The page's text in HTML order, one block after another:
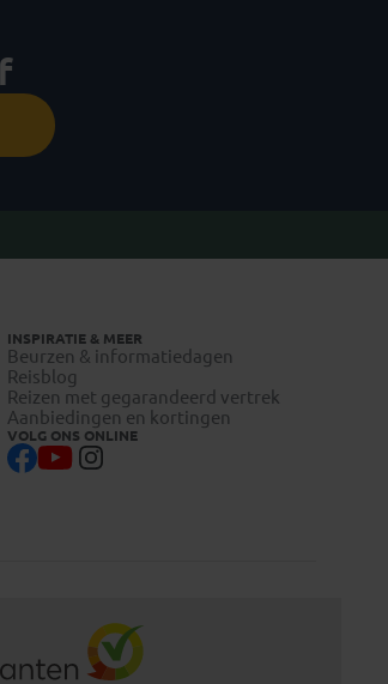
INSPIRATIE & MEER
Beurzen & informatiedagen
Reisblog
Reizen met gegarandeerd vertrek
Aanbiedingen en kortingen
VOLG ONS ONLINE